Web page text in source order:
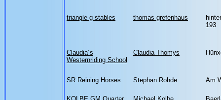
triangle g stables thomas grefenhaus
193
Claudia´s
Westernriding School
Claudia Thomys
SR Reining Horses Stephan Rohde Am